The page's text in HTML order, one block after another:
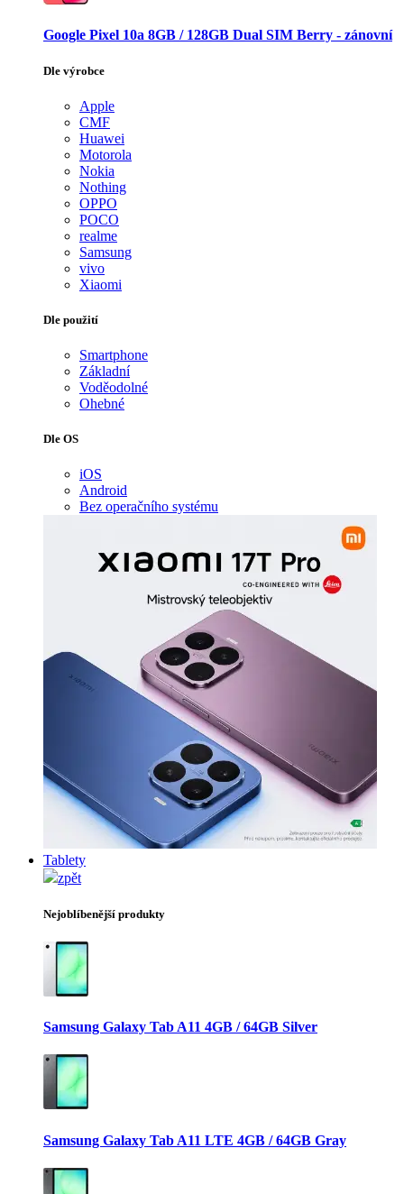
Google Pixel 10a 8GB / 128GB Dual SIM Berry - zánovní
Dle výrobce
Apple
CMF
Huawei
Motorola
Nokia
Nothing
OPPO
POCO
realme
Samsung
vivo
Xiaomi
Dle použití
Smartphone
Základní
Voděodolné
Ohebné
Dle OS
iOS
Android
Bez operačního systému
Tablety
zpět
Nejoblíbenější produkty
Samsung Galaxy Tab A11 4GB / 64GB Silver
Samsung Galaxy Tab A11 LTE 4GB / 64GB Gray